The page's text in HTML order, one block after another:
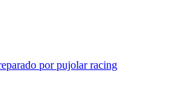
por pujolar racing